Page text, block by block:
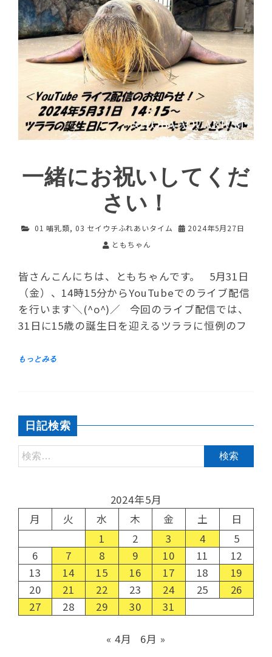
一緒にお祝いしてくだ
さい！
01 哺乳類, 03 セイウチふれあいタイム
2024年5月27日
ともちゃん
皆さんこんにちは、ともちゃんです。 5月31日
（金）、14時15分からYouTubeでのライブ配信
を行います＼(^o^)／ 今回のライブ配信では、
31日に15歳の誕生日を迎えるツララに恒例のフ
日記検索
2024年5月
月
火 水 木 金 土
日
1
2 3 4
5
6
7 8 9 10 11
12
13
14 15 16 17 18
19
20
21 22 23 24 25
26
27
28 29 30 31
« 4月 6月 »